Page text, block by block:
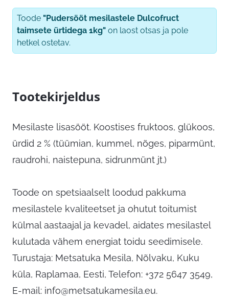
Toode "Pudersööt mesilastele Dulcofruct
taimsete ürtidega 1kg" on laost otsas ja pole
hetkel ostetav.
Tootekirjeldus
Mesilaste lisasööt. Koostises fruktoos, glükoos,
ürdid 2 % (tüümian, kummel, nõges, piparmünt,
raudrohi, naistepuna, sidrunmünt jt.)
Toode on spetsiaalselt loodud pakkuma
mesilastele kvaliteetset ja ohutut toitumist
külmal aastaajal ja kevadel, aidates mesilastel
kulutada vähem energiat toidu seedimisele.
Turustaja: Metsatuka Mesila, Nõlvaku, Kuku
küla, Raplamaa, Eesti, Telefon: +372 5647 3549,
E-mail: info@metsatukamesila.eu.